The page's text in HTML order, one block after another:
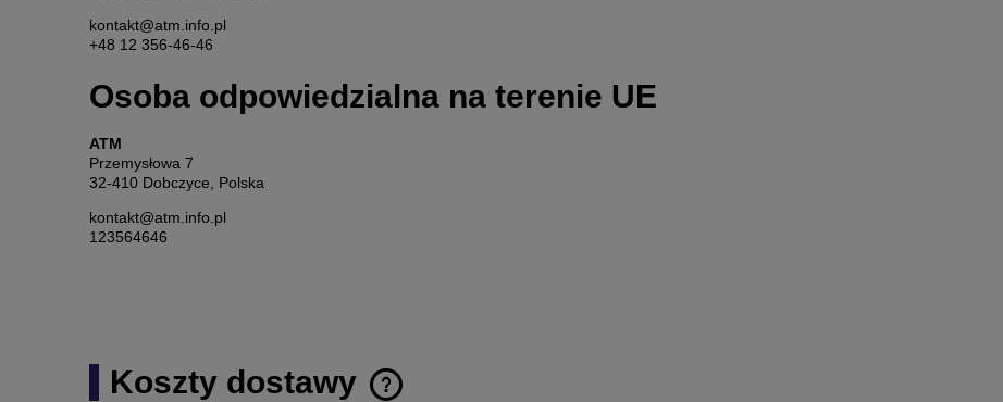
kontakt@atm.info.pl
+48 12 356-46-46
Osoba odpowiedzialna na terenie UE
ATM
Przemysłowa 7
32-410 Dobczyce, Polska
kontakt@atm.info.pl
123564646
Koszty dostawy